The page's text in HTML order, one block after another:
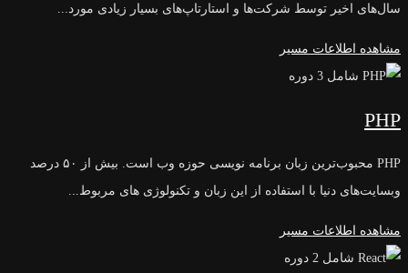
سال‌های اخیر توسط شرکت‌ها و استارتاپ‌های بسیار زیادی مورد...
مشاهده اطلاعات مسیر
شامل 3 دوره
PHP
PHP محبوب‌ترین زبان برنامه نویسی حوزه وب است. بیش از ۵۰ درصد
وبسایت‌های دنیا با استفاده از این زبان و تکنولوژی های مربوط...
مشاهده اطلاعات مسیر
شامل 2 دوره